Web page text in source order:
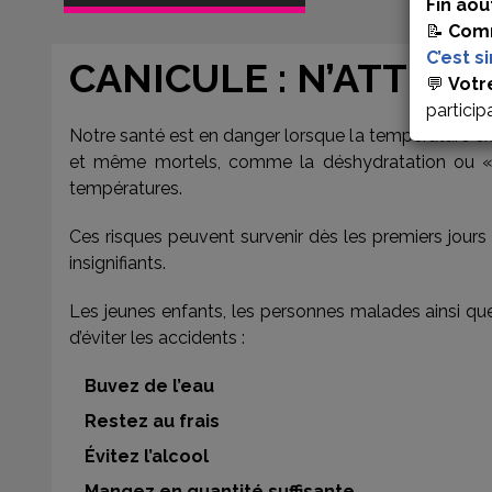
Fin
📝
C’est
💬
CANICULE :
Notre santé est en danger lorsque la température
et même mortels, comme la déshydratation ou
températures.
Ces risques peuvent survenir dès les premiers
insignifiants.
Les jeunes enfants, les personnes malades ainsi
d’éviter les accidents :
Buvez de l’eau
Restez au frais
Évitez l’alcool